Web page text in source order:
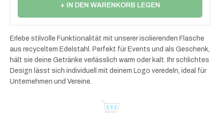
+ IN DEN WARENKORB LEGEN
Erlebe stilvolle Funktionalität mit unserer isolierenden Flasche
aus recyceltem Edelstahl. Perfekt für Events und als Geschenk,
hält sie deine Getränke verlässlich warm oder kalt. Ihr schlichtes
Design lässt sich individuell mit deinem Logo veredeln, ideal für
Unternehmen und Vereine.